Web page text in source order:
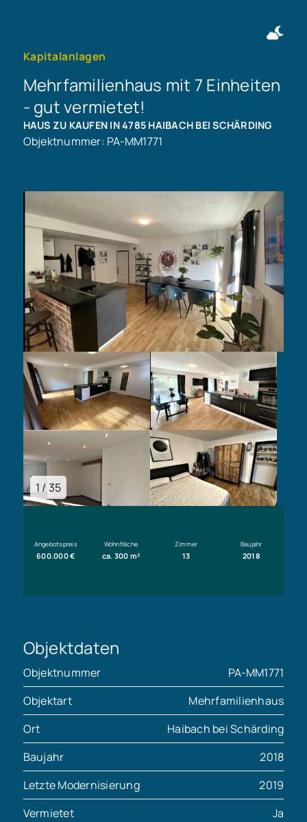
Kapitalanlagen
Mehrfamilienhaus mit 7 Einheiten
- gut vermietet!
HAUS ZU KAUFEN IN 4785 HAIBACH BEI SCHÄRDING
Objektnummer: PA-MM1771
1 / 35
Angebotspreis
600.000 €
Wohnfläche
ca. 300 m²
Zimmer
13
Baujahr
2018
Objektdaten
Objektnummer
PA-MM1771
Objektart
Mehrfamilienhaus
Ort
Haibach bei Schärding
Baujahr
2018
Letzte Modernisierung
2019
Vermietet
Ja